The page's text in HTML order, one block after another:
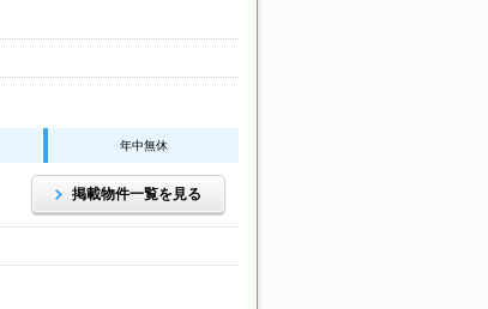
年中無休
掲載物件一覧を見る